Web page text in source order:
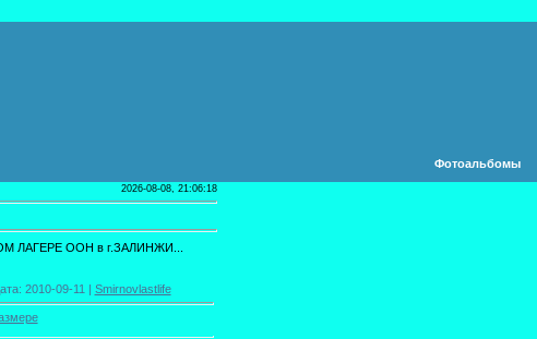
Фотоальбомы
2026-08-08, 21:06:18
ЛАГЕРЕ ООН в г.ЗАЛИНЖИ...
2010-09-11 | Smirnovlastlife